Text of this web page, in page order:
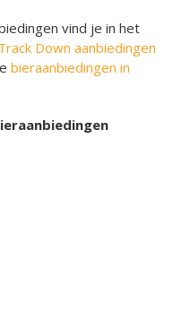
vind je in het
Down aanbiedingen
bieraanbiedingen in